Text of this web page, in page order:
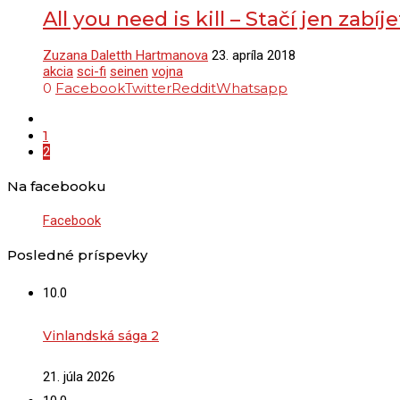
All you need is kill – Stačí jen
Zuzana Daletth Hartmanova 23. apríla 2018
akcia sci-fi seinen vojna
0 FacebookTwitterRedditWhatsapp
1
2
Na facebooku
Facebook
Posledné príspevky
10.0
Vinlandská sága 2
21. júla 2026